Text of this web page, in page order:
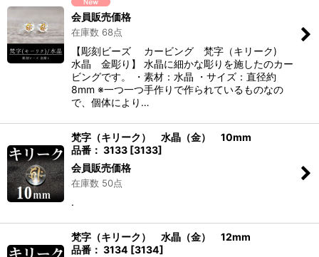
会員販売価格
在庫数 68点
【彫刻ビーズ カービング 梵字（キリーク)
水晶 金彫り】 水晶に細かな彫りを施したのカー
ビングです。 ・素材：水晶 ・サイズ：直径約
8mm ※一つ一つ手作りで作られているものなの
で、個体により…
梵字（キリーク） 水晶（金） 10mm
品番： 3133 [3133]
会員販売価格
在庫数 50点
.
梵字（キリーク） 水晶（金） 12mm
品番： 3134 [3134]